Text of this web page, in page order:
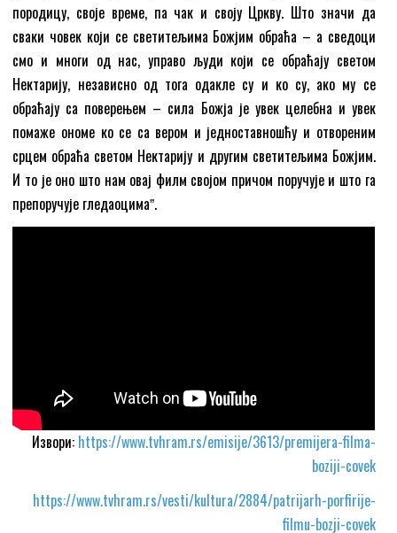
породицу, своје време, па чак и своју Цркву. Што значи да
сваки човек који се светитељима Божјим обраћа – а сведоци
смо и многи од нас, управо људи који се обраћају светом
Нектарију, независно од тога одакле су и ко су, ако му се
обраћају са поверењем – сила Божја је увек целебна и увек
помаже ономе ко се са вером и једноставношћу и отвореним
срцем обраћа светом Нектарију и другим светитељима Божјим.
И то је оно што нам овај филм својом причом поручује и што га
препоручује гледаоцимаˮ.
Извори: https://www.tvhram.rs/emisije/3613/premijera-filma-
boziji-covek
https://www.tvhram.rs/vesti/kultura/2884/patrijarh-porfirije-
filmu-bozji-covek